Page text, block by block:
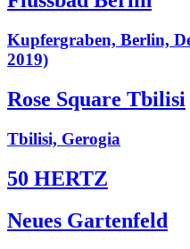
Kupfergraben, Berlin,
2019)
Rose Square Tbilisi
Tbilisi, Gerogia
50 HERTZ
Neues Gartenfeld